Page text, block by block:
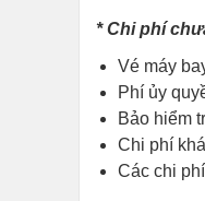
* Chi phí
Vé máy
Phí ủy
Bảo hiểm
Chi phí
Các chi